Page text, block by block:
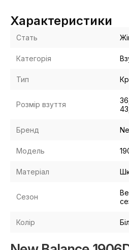
Характеристики
Стать
Категорія
Тип
Розмір взуття
Бренд
Модель
Матеріал
Сезон
Колір